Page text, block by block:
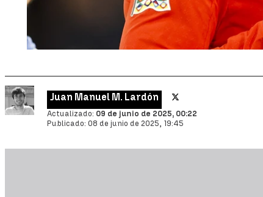
Juan Manuel M. Lardón
Actualizado: 09 de junio de 2025, 00:22
Publicado: 08 de junio de 2025, 19:45